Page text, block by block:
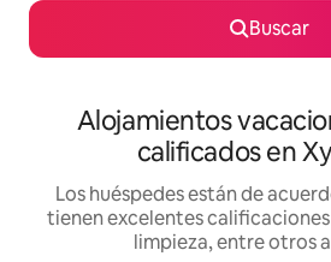
Buscar
Alojamientos
calificados en
Los huéspedes están de
tienen excelentes
limpieza, entre otros